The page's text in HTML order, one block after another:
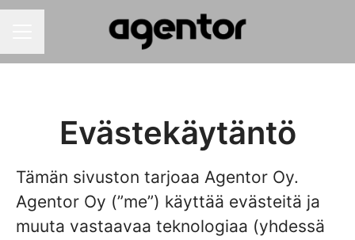
Evästekäytäntö
Tämän sivuston tarjoaa Agentor Oy.
Agentor Oy (”me”) käyttää evästeitä ja
muuta vastaavaa teknologiaa (yhdessä